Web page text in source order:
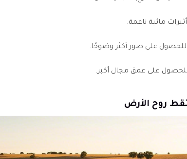
مائية ناعمة.
روح الأرض